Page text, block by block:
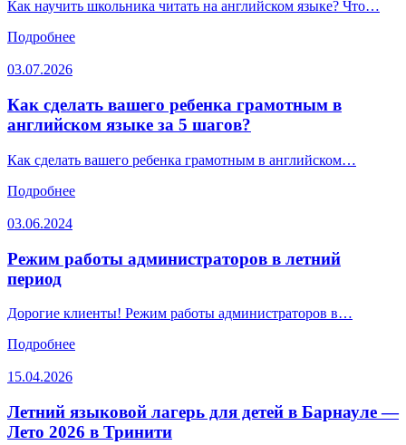
Как научить школьника читать на английском языке? Что…
Подробнее
03.07.2026
Как сделать вашего ребенка грамотным в
английском языке за 5 шагов?
Как сделать вашего ребенка грамотным в английском…
Подробнее
03.06.2024
Режим работы администраторов в летний
период
Дорогие клиенты! Режим работы администраторов в…
Подробнее
15.04.2026
Летний языковой лагерь для детей в Барнауле —
Лето 2026 в Тринити